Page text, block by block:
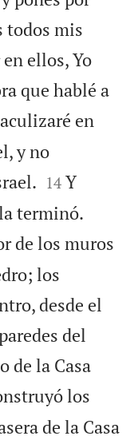
todos mis
ellos, Yo
que hablé a
en
y no


14 Y
terminó.
de los muros
los
desde el
del
de la Casa
los
de la Casa